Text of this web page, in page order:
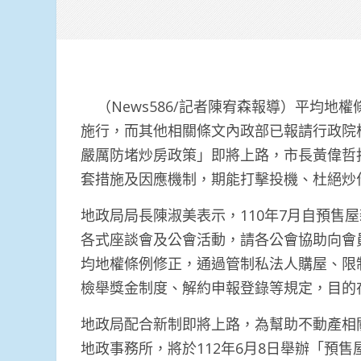
（News586/記者陳宥森報導）平均地
施行，而其他相關條文內政部已報請行政
嚴厲防堵炒房政策」即將上路，市長黃偉
套措施及因應機制，期能打擊投機、杜絕炒
地政局局長陳淑美表示，110年7月自預售
各式座談會及公會活動，請各公會協助向
均地權條例修正，通過管制私法人購屋、
檢舉獎金制度、解約申報登錄等規定，目
地政局配合新制即將上路，為幫助不動產
地政事務所，將於112年6月8日舉辦「預